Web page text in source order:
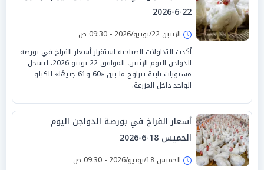
22-6-2026
الإثنين 22/يونيو/2026 - 09:30 ص
أكدت التداولات الصباحية استقرار أسعار الفراخ في بورصة
الدواجن اليوم الإثنين، الموافق 22 يونيو 2026، لتسجل
مستويات ثابتة تتراوح ما بين «60 و61 جنيهًا» للكيلو
الواحد داخل المزرعة.
أسعار الفراخ في بورصة الدواجن اليوم
الخميس 18-6-2026
الخميس 18/يونيو/2026 - 09:30 ص